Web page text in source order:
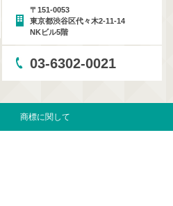
〒151-0053
東京都渋谷区代々木2-11-14
NKビル5階
03-6302-0021
商標に関して